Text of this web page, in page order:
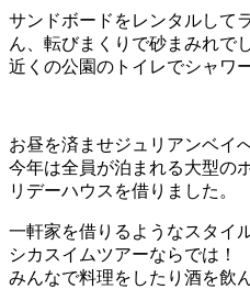
サンドボードをレンタルして
ん、転びまくりで砂まみれでし
近くの公園のトイレでシャワ
お昼を済ませジュリアンベイ
今年は全員が泊まれる大型の
リデーハウスを借りました。
一軒家を借りるようなスタイ
シカスイムツアーならでは！
みんなで料理をしたり酒を飲